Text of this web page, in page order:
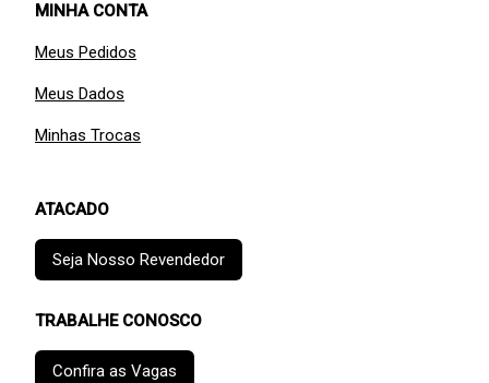
MINHA CONTA
Meus Pedidos
Meus Dados
Minhas Trocas
ATACADO
Seja Nosso Revendedor
TRABALHE CONOSCO
Confira as Vagas